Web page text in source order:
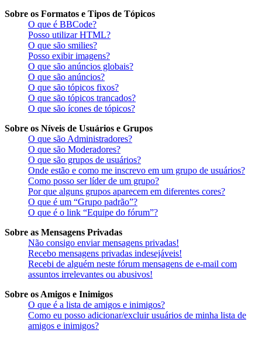
Sobre os Formatos e Tipos de Tópicos
O que é BBCode?
Posso utilizar HTML?
O que são smilies?
Posso exibir imagens?
O que são anúncios globais?
O que são anúncios?
O que são tópicos fixos?
O que são tópicos trancados?
O que são ícones de tópicos?
Sobre os Níveis de Usuários e Grupos
O que são Administradores?
O que são Moderadores?
O que são grupos de usuários?
Onde estão e como me inscrevo em um grupo de usuários?
Como posso ser líder de um grupo?
Por que alguns grupos aparecem em diferentes cores?
O que é um “Grupo padrão”?
O que é o link “Equipe do fórum”?
Sobre as Mensagens Privadas
Não consigo enviar mensagens privadas!
Recebo mensagens privadas indesejáveis!
Recebi de alguém neste fórum mensagens de e-mail com
assuntos irrelevantes ou abusivos!
Sobre os Amigos e Inimigos
O que é a lista de amigos e inimigos?
Como eu posso adicionar/excluir usuários de minha lista de
amigos e inimigos?